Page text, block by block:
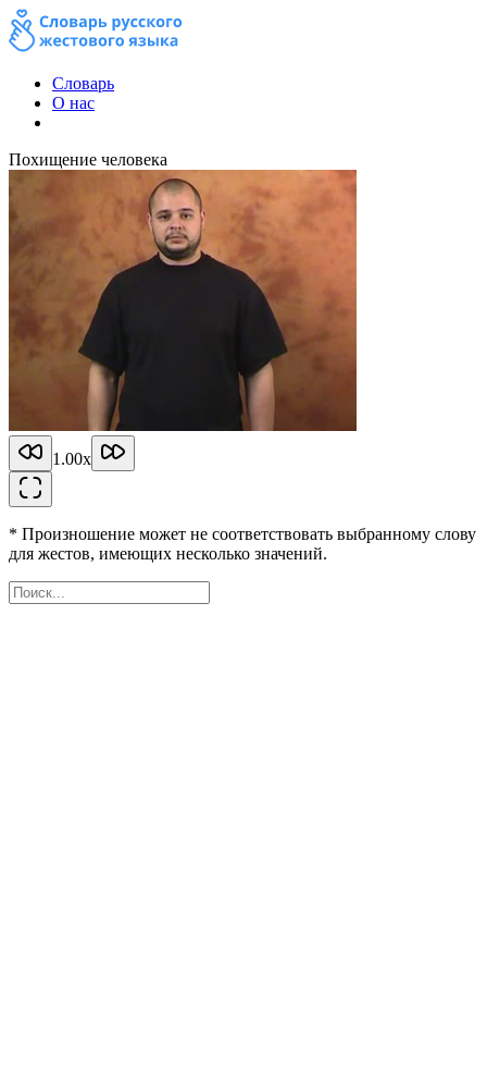
Словарь
О нас
Похищение человека
1.00x
* Произношение может не соответствовать выбранному слову
для жестов, имеющих несколько значений.